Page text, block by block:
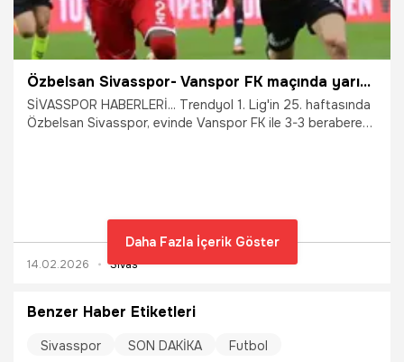
Özbelsan Sivasspor- Vanspor FK maçında yarım düzine gol var kazanan yok
SİVASSPOR HABERLERİ... Trendyol 1. Lig'in 25. haftasında
Özbelsan Sivasspor, evinde Vanspor FK ile 3-3 berabere
14.02.2026 Sivas
Daha Fazla İçerik Göster
Benzer Haber Etiketleri
Sivasspor SON DAKİKA
Futbol